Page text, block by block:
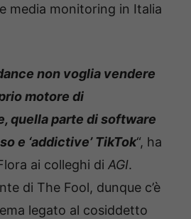
media monitoring in Italia
non voglia vendere
motore di
quella parte di software
e ‘addictive’ TikTok“, ha
ai colleghi di AGI.
di The Fool, dunque c’è
legato al cosiddetto